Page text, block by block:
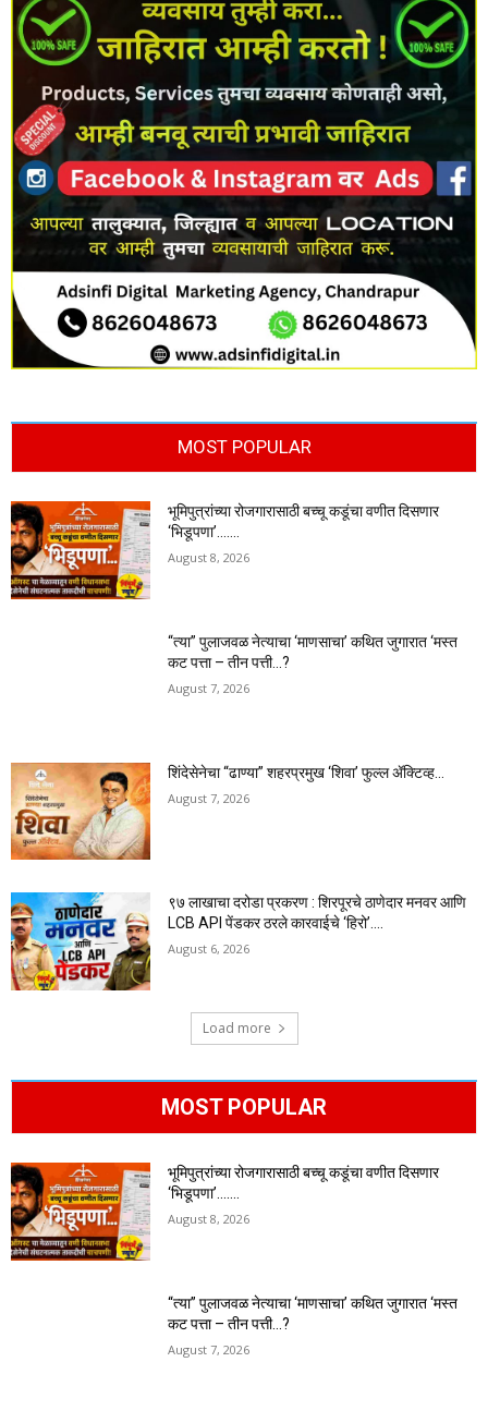
MOST POPULAR
भूमिपुत्रांच्या रोजगारासाठी बच्चू कडूंचा वणीत दिसणार
‘भिडूपणा’…….
August 8, 2026
“त्या” पुलाजवळ नेत्याचा ‘माणसाचा’ कथित जुगारात ‘मस्त
कट पत्ता – तीन पत्ती…?
August 7, 2026
शिंदेसेनेचा “ढाण्या” शहरप्रमुख ‘शिवा’ फुल्ल ॲक्टिव्ह…
August 7, 2026
९७ लाखाचा दरोडा प्रकरण : शिरपूरचे ठाणेदार मनवर आणि
LCB API पेंडकर ठरले कारवाईचे ‘हिरो’….
August 6, 2026
Load more
MOST POPULAR
भूमिपुत्रांच्या रोजगारासाठी बच्चू कडूंचा वणीत दिसणार
‘भिडूपणा’…….
August 8, 2026
“त्या” पुलाजवळ नेत्याचा ‘माणसाचा’ कथित जुगारात ‘मस्त
कट पत्ता – तीन पत्ती…?
August 7, 2026